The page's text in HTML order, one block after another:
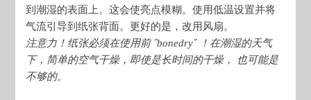
到潮湿的表面上。这会使亮点模糊。使用低温设置并将
气流引导到纸张背面。更好的是，改用风扇。
注意力！纸张必须在使用前 ῝bonedry῎ ！在潮湿的天气
下，简单的空气干燥， 即使是长时间的干燥， 也可能是
不够的。